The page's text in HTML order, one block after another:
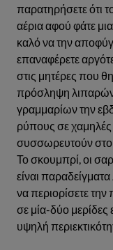
παρατηρήσετε ότι
αέρια αφού φάτε
καλό να την
επαναφέρετε
στις μητέρες που
πρόσληψη
γραμμαρίων την
ρύπους σε χαμηλές
συσσωρευτούν
Το σκουμπρί, οι
είναι
να περιορίσετε
σε μία-δύο μερίδες
υψηλή